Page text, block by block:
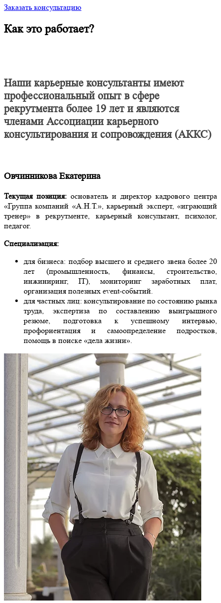
Заказать консультацию
Как это работает?
Наши карьерные консультанты имеют
профессиональный опыт в сфере
рекрутмента более 19 лет и являются
членами Ассоциации карьерного
консультирования и сопровождения (АККС)
Овчинникова Екатерина
Текущая позиция: основатель и директор кадрового центра
«Группа компаний «А.Н.Т.», карьерный эксперт, «играющий
тренер» в рекрутменте, карьерный консультант, психолог,
педагог.
Специализация:
для бизнеса: подбор высшего и среднего звена более 20
лет (промышленность, финансы, строительство,
инжиниринг, IT), мониторинг заработных плат,
организация полезных event-событий.
для частных лиц: консультирование по состоянию рынка
труда, экспертиза по составлению выигрышного
резюме, подготовка к успешному интервью,
профориентация и самоопределение подростков,
помощь в поиске «дела жизни».